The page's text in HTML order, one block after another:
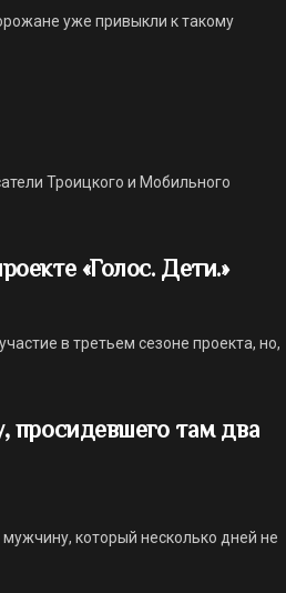
уже привыкли к такому
Троицкого и Мобильного
«Голос. Дети.»
в третьем сезоне проекта, но,
просидевшего там два
который несколько дней не